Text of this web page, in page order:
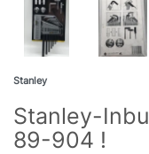
Stanley
Stanley-
89-904 !